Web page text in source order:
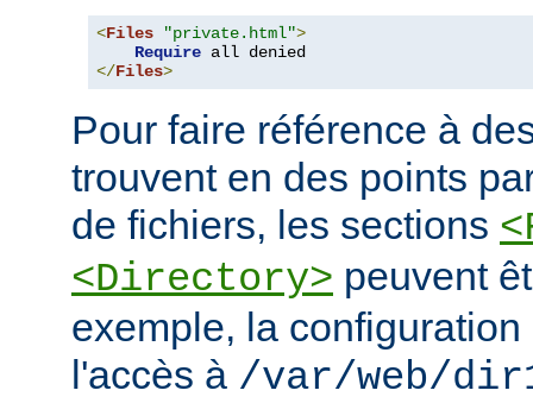
<Files "private.html">
Require
</Files>
Pour faire référence à
trouvent en des points
de fichiers, les sections
<Directory> peuvent
exemple, la
l'accès à /var/web/